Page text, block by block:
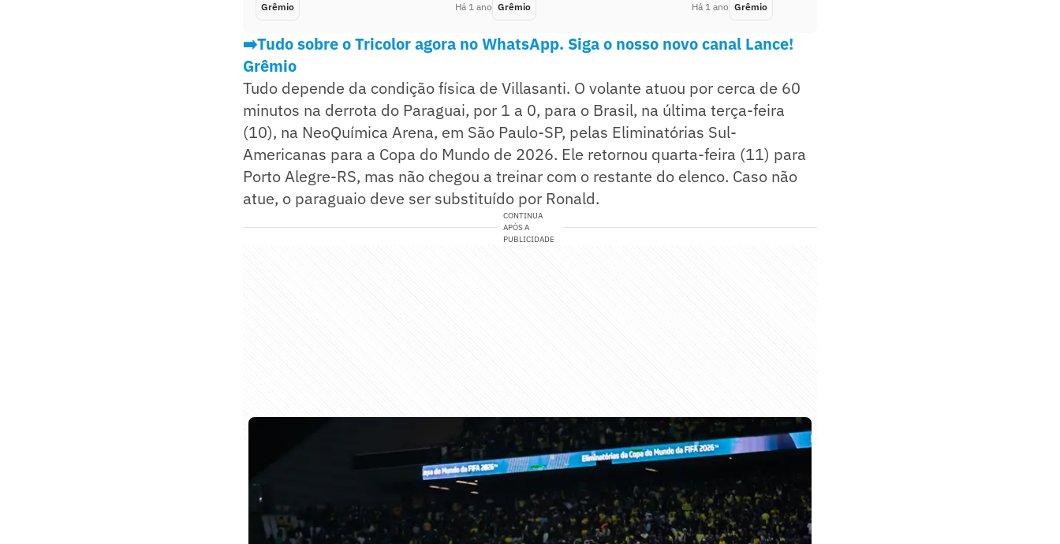
Grêmio Há 1 ano Grêmio Há 1 ano Grêmio
➡️Tudo sobre o Tricolor agora no WhatsApp. Siga o nosso novo canal Lance!
Grêmio
Tudo depende da condição física de Villasanti. O volante atuou por cerca de 60
minutos na derrota do Paraguai, por 1 a 0, para o Brasil, na última terça-feira
(10), na NeoQuímica Arena, em São Paulo-SP, pelas Eliminatórias Sul-
Americanas para a Copa do Mundo de 2026. Ele retornou quarta-feira (11) para
Porto Alegre-RS, mas não chegou a treinar com o restante do elenco. Caso não
atue, o paraguaio deve ser substituído por Ronald.
CONTINUA
APÓS A
PUBLICIDADE